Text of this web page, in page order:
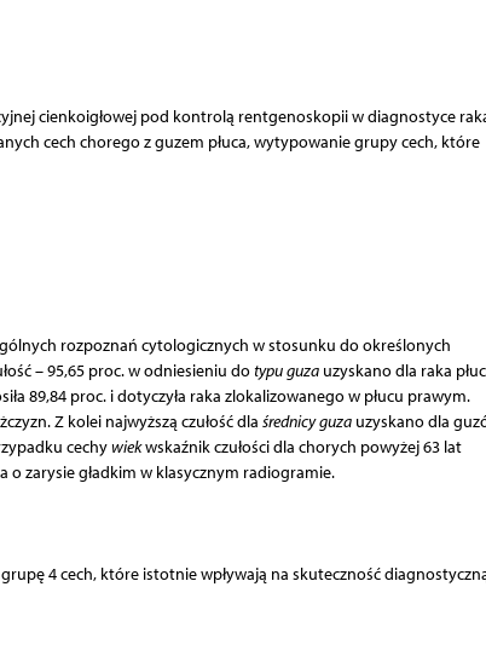
cienkoigłowej pod kontrolą rentgenoskopii w diagnostyce
cech chorego z guzem płuca, wytypowanie grupy cech, które
rozpoznań cytologicznych w stosunku do określonych
– 95,65 proc. w odniesieniu dotypu guza uzyskano dla raka
89,84 proc. i dotyczyła raka zlokalizowanego w płucu prawym.
Z kolei najwyższą czułość dla średnicy guzauzyskano dla
cechywiekwskaźnik czułości dla chorych powyżej 63 lat
o zarysie gładkim w klasycznym radiogramie.
4 cech, które istotnie wpływają na skuteczność